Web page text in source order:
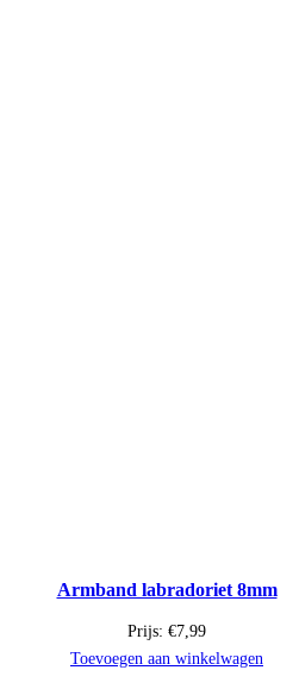
Armband labradoriet 8mm
Prijs: €7,99
Toevoegen aan winkelwagen